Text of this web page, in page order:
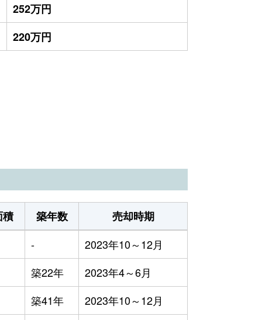
252万円
220万円
積 築年数
売却時期
-
2023年10～12月
築22年
2023年4～6月
築41年
2023年10～12月